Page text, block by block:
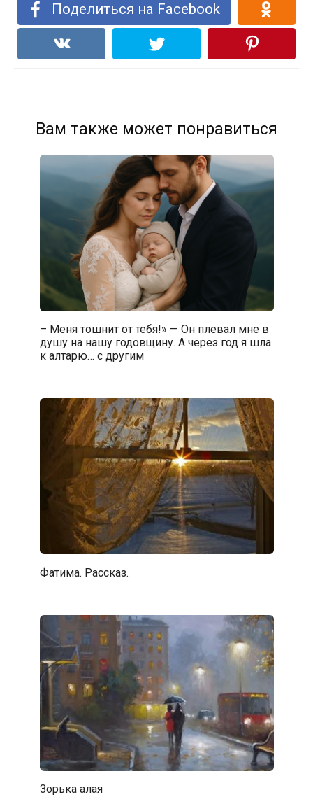
Поделиться на Facebook
Вам также может понравиться
– Меня тошнит от тебя!» — Он плевал мне в
душу на нашу годовщину. А через год я шла
к алтарю… с другим
Фатима. Рассказ.
Зорька алая